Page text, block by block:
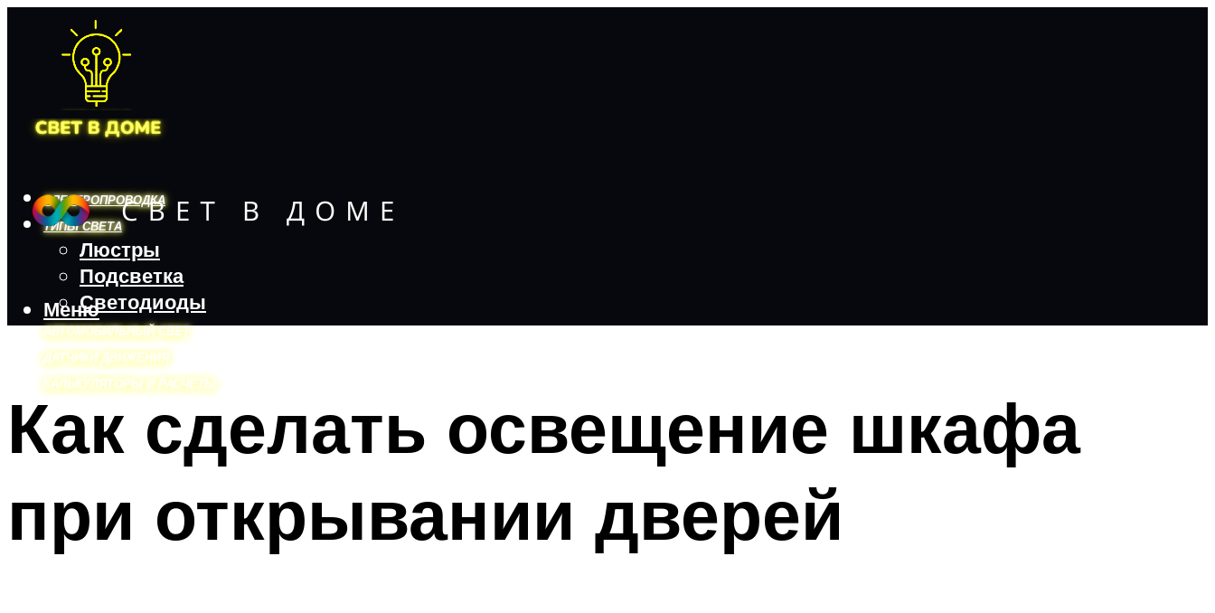
ЭЛЕКТРОПРОВОДКА
ТИПЫ СВЕТА
Люстры
Подсветка
Светодиоды
АВТОМОБИЛЬНЫЙ СВЕТ
ДАТЧИКИ ДВИЖЕНИЯ
КАЛЬКУЛЯТОРЫ И РАСЧЕТЫ
Меню
Меню
Как сделать освещение шкафа
при открывании дверей